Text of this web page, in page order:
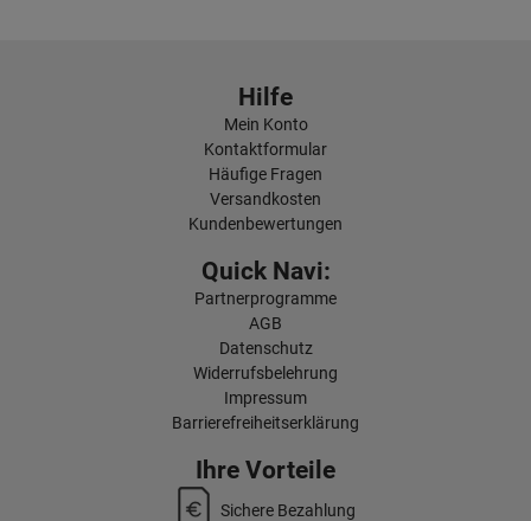
Hilfe
Mein Konto
Kontaktformular
Häufige Fragen
Versandkosten
Kundenbewertungen
Quick Navi:
Partnerprogramme
AGB
Datenschutz
Widerrufsbelehrung
Impressum
Barrierefreiheitserklärung
Ihre Vorteile
Sichere Bezahlung